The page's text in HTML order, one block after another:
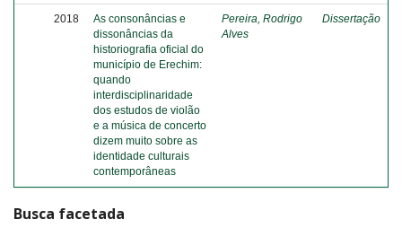
2018
As consonâncias e
dissonâncias da
historiografia oficial do
município de Erechim:
quando
interdisciplinaridade
dos estudos de violão
e a música de concerto
dizem muito sobre as
identidade culturais
contemporâneas
Pereira, Rodrigo
Alves
Dissertação
Busca facetada